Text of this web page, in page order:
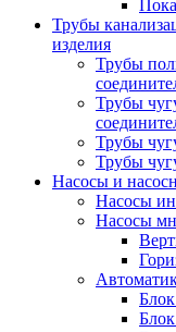
Трубы
изделия
Трубы
Трубы
Трубы
Трубы
Насосы и
Насосы
Насосы